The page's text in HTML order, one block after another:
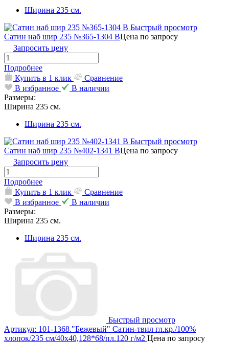
Ширина 235 см.
Быстрый просмотр
Сатин наб шир 235 №365-1304 ВЦена по запросу
Запросить цену
Подробнее
Купить в 1 клик
Сравнение
В избранное
В наличии
Размеры:
Ширина 235 см.
Ширина 235 см.
Быстрый просмотр
Сатин наб шир 235 №402-1341 ВЦена по запросу
Запросить цену
Подробнее
Купить в 1 клик
Сравнение
В избранное
В наличии
Размеры:
Ширина 235 см.
Ширина 235 см.
Быстрый просмотр
Артикул: 101-1368."Бежевый" Сатин-твил гл.кр./100%
хлопок/235 см/40х40,128*68/пл.120 г/м2 Цена по запросу